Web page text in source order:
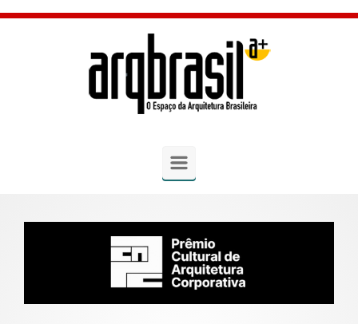
Skip to main content